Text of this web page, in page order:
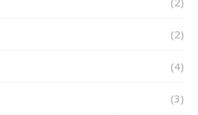
(2)
(4)
(3)